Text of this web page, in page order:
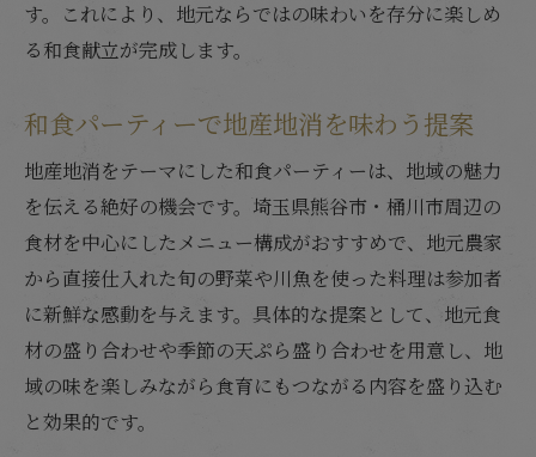
す。これにより、地元ならではの味わいを存分に楽しめ
る和食献立が完成します。
和食パーティーで地産地消を味わう提案
地産地消をテーマにした和食パーティーは、地域の魅力
を伝える絶好の機会です。埼玉県熊谷市・桶川市周辺の
食材を中心にしたメニュー構成がおすすめで、地元農家
から直接仕入れた旬の野菜や川魚を使った料理は参加者
に新鮮な感動を与えます。具体的な提案として、地元食
材の盛り合わせや季節の天ぷら盛り合わせを用意し、地
域の味を楽しみながら食育にもつながる内容を盛り込む
と効果的です。